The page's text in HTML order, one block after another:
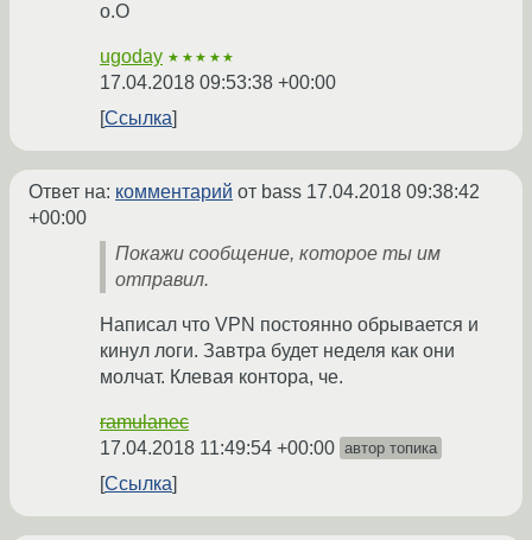
o.O
ugoday ★★★★★
17.04.2018 09:53:38 +00:00
Ссылка
Ответ на: комментарий от bass 17.04.2018 09:38:42
+00:00
Покажи сообщение, которое ты им
отправил.
Написал что VPN постоянно обрывается и
кинул логи. Завтра будет неделя как они
молчат. Клевая контора, че.
ramulanec
17.04.2018 11:49:54 +00:00 автор топика
Ссылка